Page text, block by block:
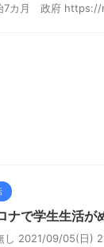
7カ月 政府
ナで学生生活が
し 2021/09/05(日)